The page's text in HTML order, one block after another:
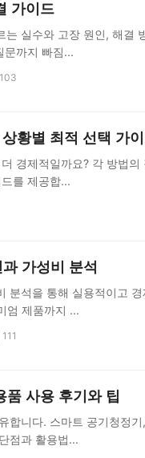
가이드
는 실수와 고장 원인, 해결
문까지 빠짐...
황별 최적 선택 가
경제적일까요? 각 방법의
를 제공합...
가성비 분석
분석을 통해 실용적이고
엄 제품까지 ...
품 사용 후기와 팁
합니다. 스마트 공기청정
점과 활용법...